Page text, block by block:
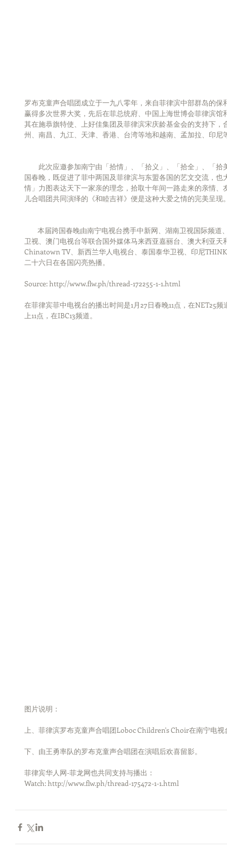
罗布克童声合唱团成立于一九八零年，来自菲律滨中部群岛的
赢得多次世界大奖，先后在菲总统府、中国上海世博会菲律滨
其在施恭旗特使、上好佳集团及菲律滨宋庆龄基金会的支持下
州、南昌、九江、天津、香港、台湾等地和越南、孟加拉、印
此次应邀参加南宁由「拾情」、「拾义」、「拾全」、「拾
国春晚，既促进了菲中两国及菲律滨与东盟各国的艺文交流，
情」力图表达天下一家亲的理念，拾取十年间一路走来的亲情
儿合唱团共同演绎的《和睦吉祥》便是这种大爱之情的完美呈现
本届跨国春晚由南宁电视台携手中新网、湖南卫视国际频道
卫视、澳门电视台等联合国外媒体马来西亚嘉丽台、澳大利亚
Chinatown TV、新西兰华人电视台、泰国泰华卫视、印尼
二十六日在各国闪亮热播。
Source: http://www.flw.ph/thread-172255-1-1.html
在菲律宾菲中电视台的播出时间是1月27日春晚11点，在NET25
上11点，在IBC13频道。
图片说明：
上、菲律滨罗布克童声合唱团Loboc Children's Choir在南宁电
下、由王勇率队的罗布克童声合唱团在演唱后欢喜留影。
菲律宾华人网-菲龙网也共同支持与播出：
Watch: http://www.flw.ph/thread-175472-1-1.html